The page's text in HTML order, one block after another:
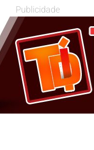
Publicidade